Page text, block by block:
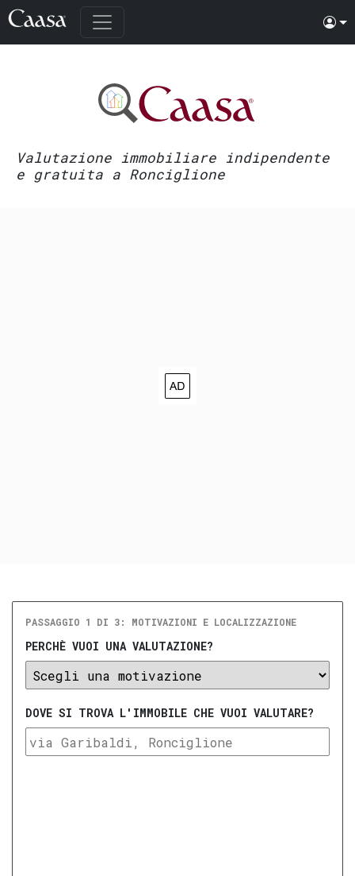
Valutazione immobiliare indipendente
e gratuita a Ronciglione
PASSAGGIO 1 DI 3: MOTIVAZIONI E LOCALIZZAZIONE
PERCHÈ VUOI UNA VALUTAZIONE?
DOVE SI TROVA L'IMMOBILE CHE VUOI VALUTARE?